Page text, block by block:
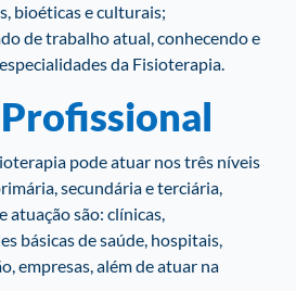
bioéticas e culturais;
de trabalho atual, conhecendo e
da Fisioterapia.
pode atuar nos três níveis
secundária e terciária,
atuação são: clínicas,
básicas de saúde, hospitais,
empresas, além de atuar na